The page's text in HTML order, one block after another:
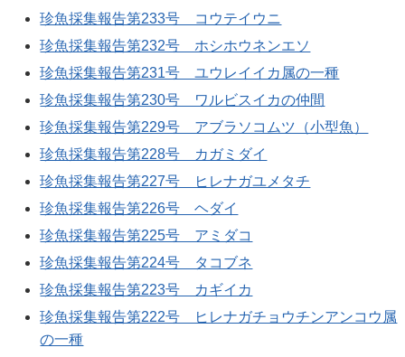
珍魚採集報告第233号 コウテイウニ
珍魚採集報告第232号 ホシホウネンエソ
珍魚採集報告第231号 ユウレイイカ属の一種
珍魚採集報告第230号 ワルビスイカの仲間
珍魚採集報告第229号 アブラソコムツ（小型魚）
珍魚採集報告第228号 カガミダイ
珍魚採集報告第227号 ヒレナガユメタチ
珍魚採集報告第226号 ヘダイ
珍魚採集報告第225号 アミダコ
珍魚採集報告第224号 タコブネ
珍魚採集報告第223号 カギイカ
珍魚採集報告第222号 ヒレナガチョウチンアンコウ属
の一種